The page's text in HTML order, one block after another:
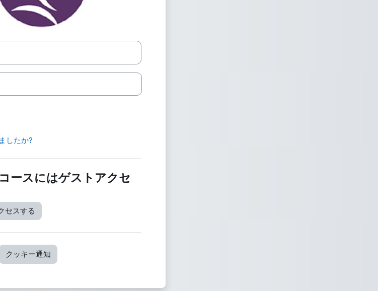
したか?
ースにはゲストアクセ
セスする
クッキー通知